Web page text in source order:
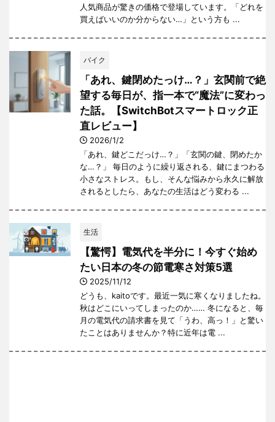
人気商品が驚きの価格で登場しています。「どれを
買えばいいのか分からない…」という方も ...
バイク
「あれ、鍵閉めたっけ…？」玄関前で絶
望する毎日が、指一本で“魔法”に変わっ
た話。【SwitchBotスマートロック正
直レビュー】
2026/1/2
「あれ、鍵どこだっけ…？」「玄関の鍵、閉めたか
な…？」 毎日のように繰り返される、鍵にまつわる
小さなストレス。もし、そんな悩みから永久に解放
されるとしたら、あなたの生活はどう変わる ...
生活
【驚愕】電気代を半分に！今すぐ始め
たい日本の冬の節電寒さ対策5選
2025/11/12
どうも、kaitoです。最近一気に寒くなりましたね。
秋はどこにいってしまったのか…… 冬になると、毎
月の電気代の請求書を見て「うわ、高っ！」と驚い
たことはありませんか？特に近年は電 ...